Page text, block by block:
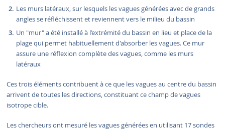
Les murs latéraux, sur lesquels les vagues générées avec de grands
angles se réfléchissent et reviennent vers le milieu du bassin
Un "mur" a été installé à l’extrémité du bassin en lieu et place de la
plage qui permet habituellement d'absorber les vagues. Ce mur
assure une réflexion complète des vagues, comme les murs
latéraux
Ces trois éléments contribuent à ce que les vagues au centre du bassin
arrivent de toutes les directions, constituant ce champ de vagues
isotrope cible.
Les chercheurs ont mesuré les vagues générées en utilisant 17 sondes